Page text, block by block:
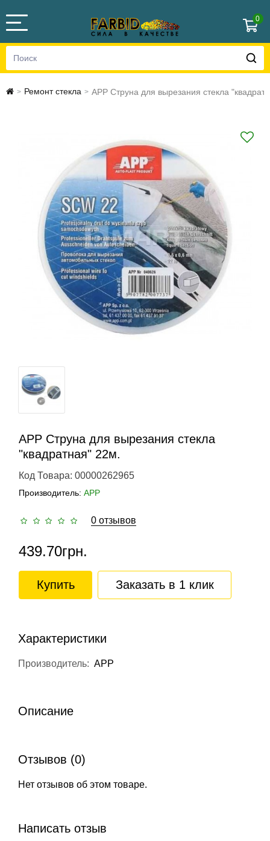
0
> Ремонт стекла > APP Струна для вырезания стекла
APP Струна для вырезания стекла
"квадратная" 22м.
Код Товара: 00000262965
Производитель: APP
0 отзывов
439.70грн.
Купить Заказать в 1 клик
Характеристики
Производитель: APP
Описание
Отзывов (0)
Нет отзывов об этом товаре.
Написать отзыв